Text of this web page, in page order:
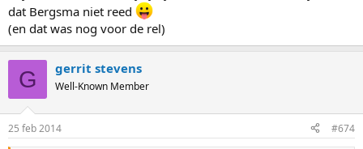
dat Bergsma niet reed
(en dat was nog voor de rel)
G gerrit stevens
Well-Known Member
25 feb 2014 #674